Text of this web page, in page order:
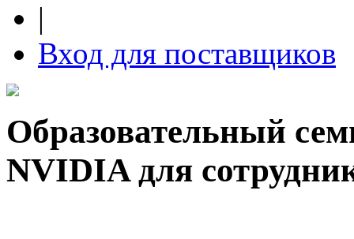
|
Вход для поставщиков
Образовательный
NVIDIA для